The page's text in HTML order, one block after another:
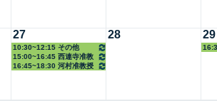
27
10:30~12:15 その他
15:00~16:45 西連寺准教
授
16:45~18:30 河村准教授
28 29